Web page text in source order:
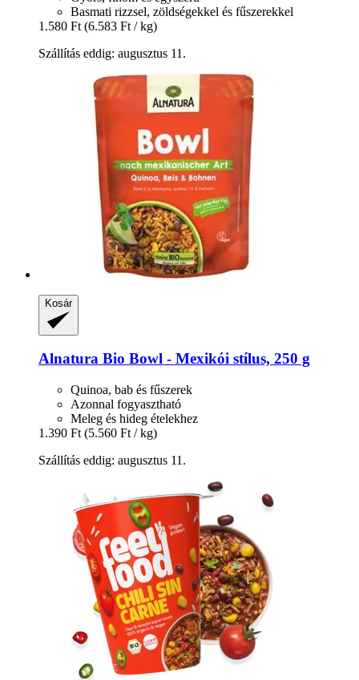
Basmati rizzsel, zöldségekkel és fűszerekkel
1.580 Ft (6.583 Ft / kg)
Szállítás eddig: augusztus 11.
Kosár
Alnatura Bio Bowl -​ Mexikói stílus, 250 g
Quinoa, bab és fűszerek
Azonnal fogyasztható
Meleg és hideg ételekhez
1.390 Ft (5.560 Ft / kg)
Szállítás eddig: augusztus 11.